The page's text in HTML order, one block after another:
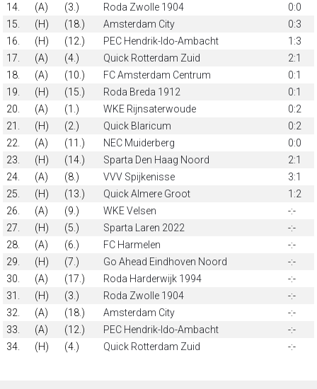
14.
(A) (3.) Roda Zwolle 1904
0:0
15.
(H) (18.) Amsterdam City
0:3
16.
(H) (12.) PEC Hendrik-Ido-Ambacht
1:3
17.
(A) (4.) Quick Rotterdam Zuid
2:1
18.
(A) (10.) FC Amsterdam Centrum
0:1
19.
(H) (15.) Roda Breda 1912
0:1
20.
(A) (1.) WKE Rijnsaterwoude
0:2
21.
(H) (2.) Quick Blaricum
0:2
22.
(A) (11.) NEC Muiderberg
0:0
23.
(H) (14.) Sparta Den Haag Noord
2:1
24.
(A) (8.) VVV Spijkenisse
3:1
25.
(H) (13.) Quick Almere Groot
1:2
26.
(A) (9.) WKE Velsen
-:-
27.
(H) (5.) Sparta Laren 2022
-:-
28.
(A) (6.) FC Harmelen
-:-
29.
(H) (7.) Go Ahead Eindhoven Noord
-:-
30.
(A) (17.) Roda Harderwijk 1994
-:-
31.
(H) (3.) Roda Zwolle 1904
-:-
32.
(A) (18.) Amsterdam City
-:-
33.
(A) (12.) PEC Hendrik-Ido-Ambacht
-:-
34.
(H) (4.) Quick Rotterdam Zuid -:-